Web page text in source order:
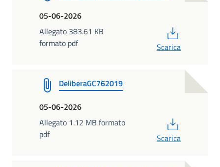
05-06-2026
Allegato 383.61 KB
formato pdf
Scarica
DeliberaGC762019
05-06-2026
Allegato 1.12 MB formato
pdf
Scarica